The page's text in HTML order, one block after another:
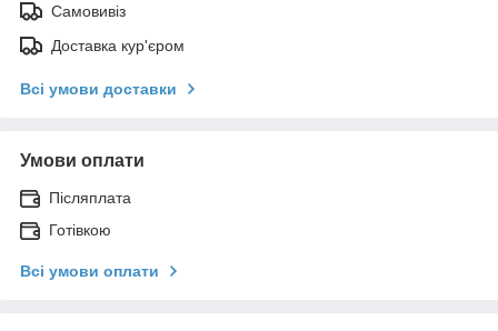
Самовивіз
Доставка кур'єром
Всі умови доставки
Умови оплати
Післяплата
Готівкою
Всі умови оплати